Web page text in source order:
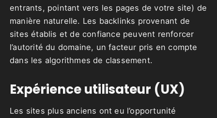
entrants, pointant vers les pages de votre site) de
manière naturelle. Les backlinks provenant de
sites établis et de confiance peuvent renforcer
l’autorité du domaine, un facteur pris en compte
dans les algorithmes de classement.
Expérience utilisateur (UX)
Les sites plus anciens ont eu l’opportunité